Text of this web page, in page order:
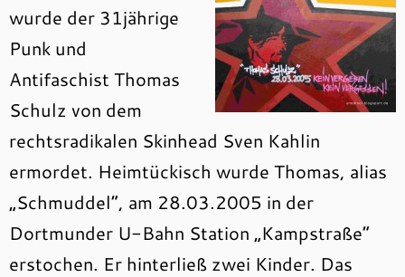
wurde der 31jährige
Punk und
Antifaschist Thomas
Schulz von dem
rechtsradikalen Skinhead Sven Kahlin
ermordet. Heimtückisch wurde Thomas, alias
„Schmuddel“, am 28.03.2005 in der
Dortmunder U-Bahn Station „Kampstraße“
erstochen. Er hinterließ zwei Kinder. Das